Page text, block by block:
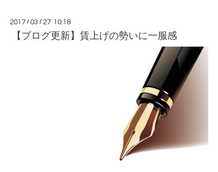
2017 /03 / 27 10:18
【ブログ更新】賃上げの勢いに一服感